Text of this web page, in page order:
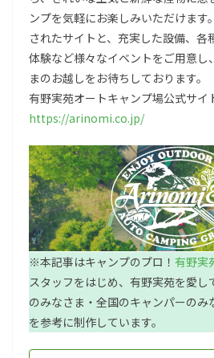
ンプを気軽にお楽しみいただけます
されたサイトと、充実した設備、各
体験など様々なイベントをご用意し
まのお越しをお待ちしております。
有野実苑オートキャンプ場公式サイ
https://arinomi.co.jp/
※本記事はキャンプのプロ！ 有野実
スタッフをはじめ、有野実苑を愛し
のみなさま・全国のキャンパーのみ
を参考に制作しています。